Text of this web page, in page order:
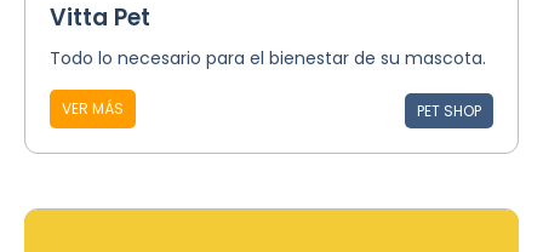
Vitta Pet
Todo lo necesario para el bienestar de su mascota.
VER MÁS PET SHOP